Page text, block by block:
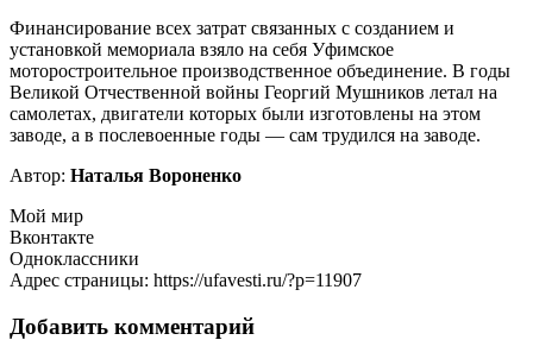
Финансирование всех затрат связанных с созданием и
установкой мемориала взяло на себя Уфимское
моторостроительное производственное объединение. В годы
Великой Отчественной войны Георгий Мушников летал на
самолетах, двигатели которых были изготовлены на этом
заводе, а в послевоенные годы — сам трудился на заводе.
Автор: Наталья Вороненко
Мой мир
Вконтакте
Одноклассники
Адрес страницы: https://ufavesti.ru/?p=11907
Добавить комментарий